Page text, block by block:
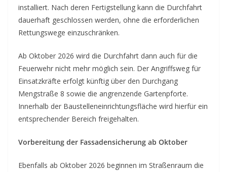
installiert. Nach deren Fertigstellung kann die Durchfahrt
dauerhaft geschlossen werden, ohne die erforderlichen
Rettungswege einzuschränken.
Ab Oktober 2026 wird die Durchfahrt dann auch für die
Feuerwehr nicht mehr möglich sein. Der Angriffsweg für
Einsatzkräfte erfolgt künftig über den Durchgang
Mengstraße 8 sowie die angrenzende Gartenpforte.
Innerhalb der Baustelleneinrichtungsfläche wird hierfür ein
entsprechender Bereich freigehalten.
Vorbereitung der Fassadensicherung ab Oktober
Ebenfalls ab Oktober 2026 beginnen im Straßenraum die